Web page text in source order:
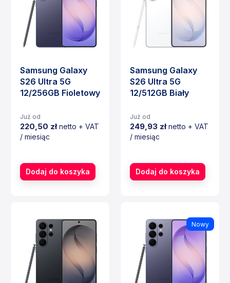
Samsung Galaxy
S26 Ultra 5G
12/256GB Fioletowy
Już od
220,50 złnetto + VAT
/ miesiąc
Dodaj do koszyka
Samsung Galaxy
S26 Ultra 5G
12/512GB Biały
Już od
249,93 złnetto + VAT
/ miesiąc
Dodaj do koszyka
Nowy